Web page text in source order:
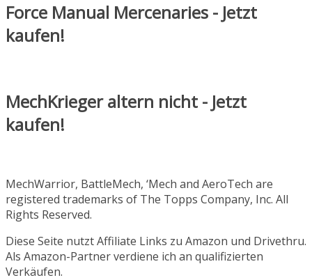
Force Manual Mercenaries - Jetzt
kaufen!
MechKrieger altern nicht - Jetzt
kaufen!
MechWarrior, BattleMech, ‘Mech and AeroTech are
registered trademarks of The Topps Company, Inc. All
Rights Reserved.
Diese Seite nutzt Affiliate Links zu Amazon und Drivethru.
Als Amazon-Partner verdiene ich an qualifizierten
Verkäufen.